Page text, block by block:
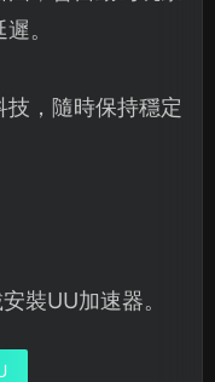
。
技，隨時保持穩定
裝UU加速器。